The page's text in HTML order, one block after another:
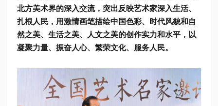
北方美术界的深入交流，突出反映艺术家深入生活、
扎根人民，用激情画笔描绘中国色彩、时代风貌和自
然之美、生活之美、人文之美的创作实力和水平，以
凝聚力量、振奋人心、繁荣文化、服务人民。